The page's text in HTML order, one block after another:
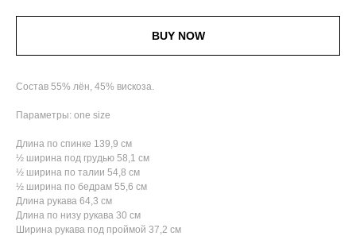
BUY NOW
Состав 55% лён, 45% вискоза.
Параметры: one size
Длина по спинке 139,9 см
½ ширина под грудью 58,1 см
½ ширина по талии 54,8 см
½ ширина по бедрам 55,6 см
Длина рукава 64,3 см
Длина по низу рукава 30 см
Ширина рукава под проймой 37,2 см